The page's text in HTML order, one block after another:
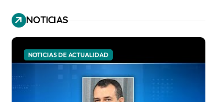
NOTICIAS
NOTICIAS DE ACTUALIDAD